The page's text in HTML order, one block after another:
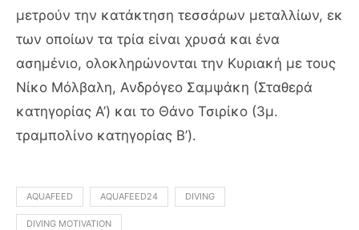
μετρούν την κατάκτηση τεσσάρων μεταλλίων, εκ
των οποίων τα τρία είναι χρυσά και ένα
ασημένιο, ολοκληρώνονται την Κυριακή με τους
Νίκο Μόλβαλη, Ανδρόγεο Σαμψάκη (Σταθερά
κατηγορίας Α’) και το Θάνο Τσιρίκο (3μ.
τραμπολίνο κατηγορίας Β’).
AQUAFEED AQUAFEED24 DIVING
DIVING MOTIVATION